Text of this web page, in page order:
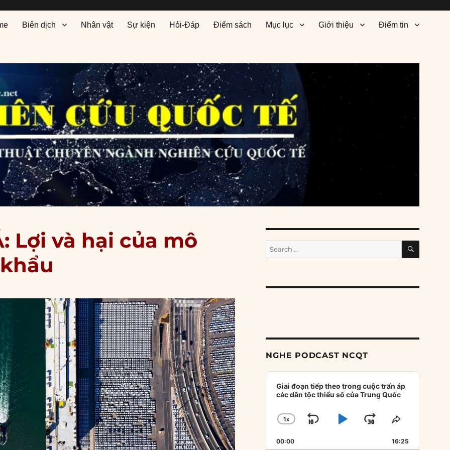
Biên dịch Nhân vật Sự kiện Hỏi-Đáp Điểm sách Mục lục Giới thiệu Điểm tin
Lợi và hại của mô
Search
for:
SEARCH
NGHE PODCAST NCQT
Audio
Player
Giai đoạn tiếp theo trong cuộc trấn áp
các dân tộc thiểu số của Trung Quốc
CHANGE
RATE
1X
SKIP
BACKWARD
PLAYJUMP
FORWARD
SHARE
EPISODE
00:00 16:25